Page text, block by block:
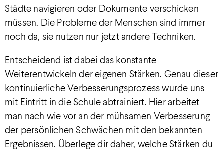
Städte navigieren oder Dokumente verschicken
müssen. Die Probleme der Menschen sind immer
noch da, sie nutzen nur jetzt andere Techniken.
Entscheidend ist dabei das konstante
Weiterentwickeln der eigenen Stärken. Genau dieser
kontinuierliche Verbesserungsprozess wurde uns
mit Eintritt in die Schule abtrainiert. Hier arbeitet
man nach wie vor an der mühsamen Verbesserung
der persönlichen Schwächen mit den bekannten
Ergebnissen. Überlege dir daher, welche Stärken du